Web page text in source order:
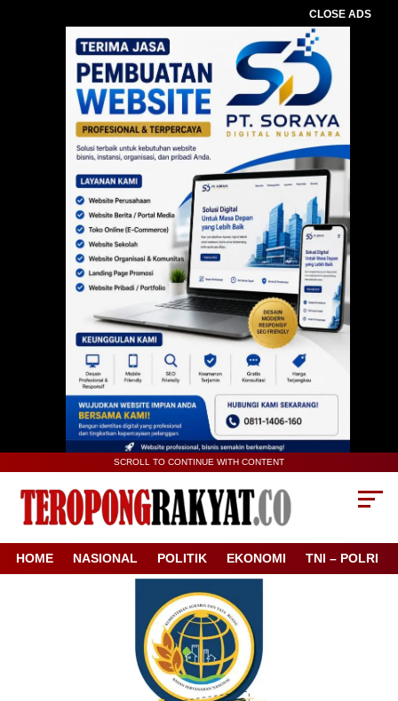
CLOSE ADS
SCROLL TO CONTINUE WITH CONTENT
HOME NASIONAL POLITIK EKONOMI TNI – POLRI